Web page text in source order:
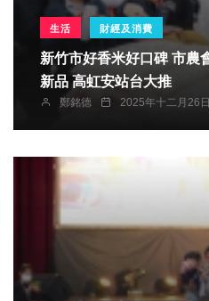
生活 財經及消費
新竹市好香米好口碑 市農會再推出荔枝包種氣泡飲
新品 高虹安站台大推
鄭銘德 2025年十二月26日